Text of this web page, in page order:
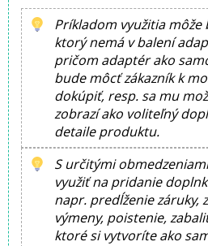
Príkladom využitia
ktorý nemá v balení
pričom adaptér ako
bude môcť zákazník k
dokúpiť, resp. sa mu
zobrazí ako voliteľný
detaile produktu.
S určitými
využiť na pridanie
napr. predĺženie záruky,
výmeny, poistenie,
ktoré si vytvoríte ako